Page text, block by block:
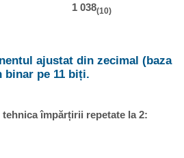
1 038(10)
ajustat din zecimal (baza
binar pe 11 biți.
împărțirii repetate la 2: